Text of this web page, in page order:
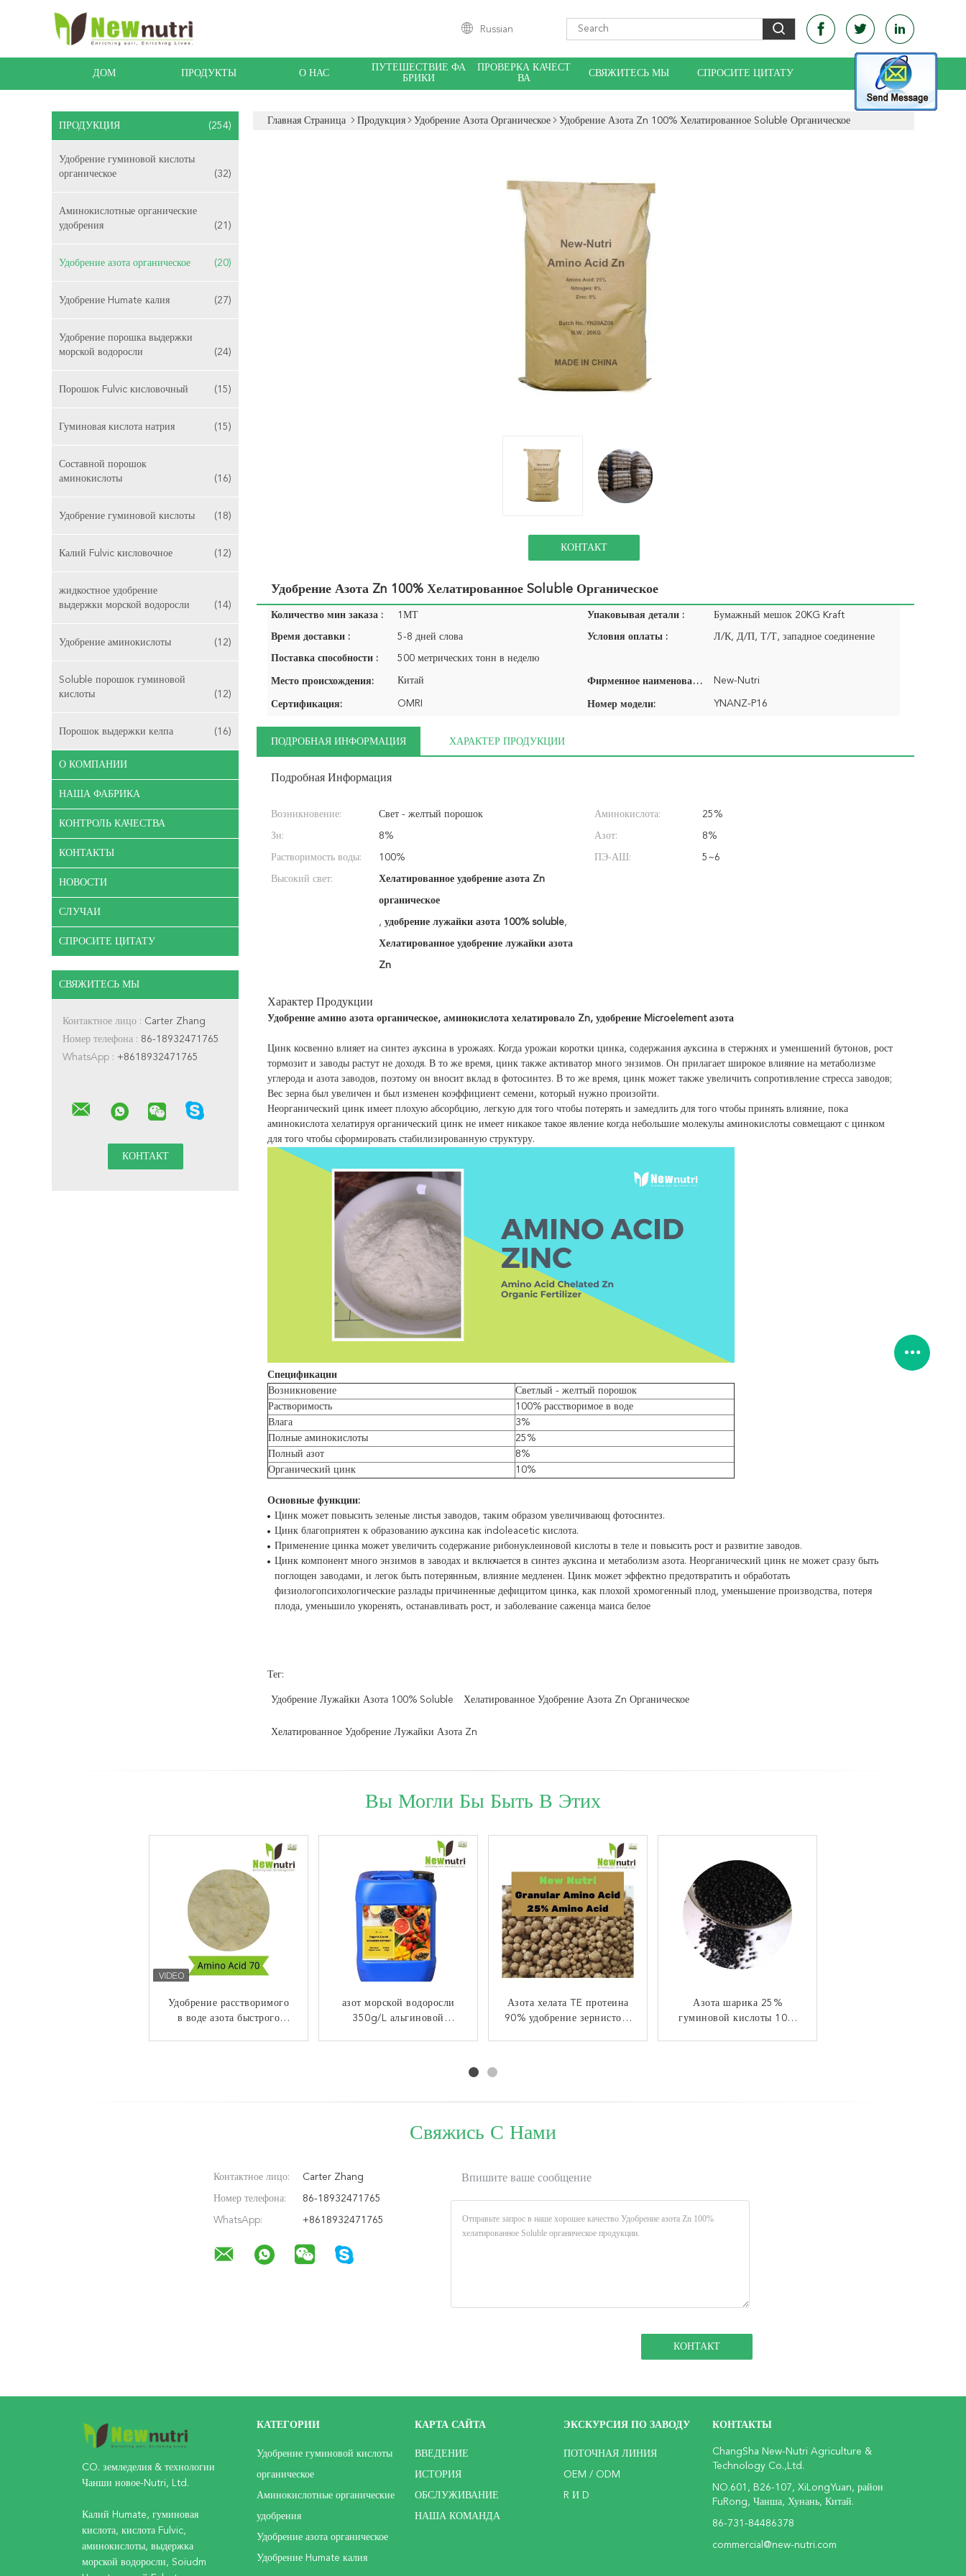
Russian
ДОМ ПРОДУКТЫ О НАС
ПУТЕШЕСТВИЕ ФА
БРИКИ
ПРОВЕРКА КАЧЕСТ
ВА
СВЯЖИТЕСЬ МЫ СПРОСИТЕ ЦИТАТУ
ПРОДУКЦИЯ (254)
Удобрение гуминовой кислоты
органическое
(32)
Аминокислотные органические
удобрения
(21)
Удобрение азота органическое (20)
Удобрение Humate калия (27)
Удобрение порошка выдержки
морской водоросли
(24)
Порошок Fulvic кисловочный (15)
Гуминовая кислота натрия (15)
Составной порошок
аминокислоты
(16)
Удобрение гуминовой кислоты (18)
Калий Fulvic кисловочное (12)
жидкостное удобрение
выдержки морской водоросли
(14)
Удобрение аминокислоты (12)
Soluble порошок гуминовой
кислоты
(12)
Порошок выдержки келпа (16)
О КОМПАНИИ
НАША ФАБРИКА
КОНТРОЛЬ КАЧЕСТВА
КОНТАКТЫ
НОВОСТИ
СЛУЧАИ
СПРОСИТЕ ЦИТАТУ
СВЯЖИТЕСЬ МЫ
Контактное лицо : Carter Zhang
Номер телефона : 86-18932471765
WhatsApp : +8618932471765
Главная Страница Продукция Удобрение Азота Органическое Удобрение Азота Zn 100% Хелатированное Soluble Органическое
КОНТАКТ
Удобрение Азота Zn 100% Хелатированное Soluble Органическое
Количество мин заказа : 1МТ Упаковывая детали : Бумажный мешок 20KG Kraft
Время доставки : 5-8 дней слова Условия оплаты : Л/К, Д/П, Т/Т, западное соединение
Поставка способности : 500 метрических тонн в неделю
Место происхождения: Китай Фирменное наименование: New-Nutri
Сертификация: OMRI Номер модели: YNANZ-P16
ПОДРОБНАЯ ИНФОРМАЦИЯ ХАРАКТЕР ПРОДУКЦИИ
Подробная Информация
Возникновение: Свет - желтый порошок Аминокислота: 25%
Зн: 8% Азот: 8%
Растворимость воды: 100% ПЭ-АШ: 5~6
Высокий свет: Хелатированное удобрение азота Zn
органическое
, удобрение лужайки азота 100% soluble,
Хелатированное удобрение лужайки азота
Zn
Характер Продукции
Удобрение амино азота органическое, аминокислота хелатировало Zn, удобрение Microelement азота
Цинк косвенно влияет на синтез ауксина в урожаях. Когда урожаи коротки цинка, содержания ауксина в стержнях и уменшений бутонов, рост
тормозит и заводы растут не доходя. В то же время, цинк также активатор много энзимов. Он прилагает широкое влияние на метаболизме
углерода и азота заводов, поэтому он вносит вклад в фотосинтез. В то же время, цинк может также увеличить сопротивление стресса заводов;
Вес зерна был увеличен и был изменен коэффициент семени, который нужно произойти.
Неорганический цинк имеет плохую абсорбцию, легкую для того чтобы потерять и замедлить для того чтобы принять влияние, пока
аминокислота хелатируя органический цинк не имеет никакое такое явление когда небольшие молекулы аминокислоты совмещают с цинком
для того чтобы сформировать стабилизированную структуру.
Спецификации
Возникновение
Светлый - желтый порошок
Растворимость
100% расстворимое в воде
Влага
3%
Полные аминокислоты
25%
Полный азот
8%
Органический цинк
10%
Основные функции:
Цинк может повысить зеленые листья заводов, таким образом увеличивающ фотосинтез.
Цинк благоприятен к образованию ауксина как indoleacetic кислота.
Применение цинка может увеличить содержание рибонуклеиновой кислоты в теле и повысить рост и развитие заводов.
Цинк компонент много энзимов в заводах и включается в синтез ауксина и метаболизм азота. Неорганический цинк не может сразу быть
поглощен заводами, и легок быть потерянным, влияние медленен. Цинк может эффектно предотвратить и обработать
физиологопсихологические разлады причиненные дефицитом цинка, как плохой хромогенный плод, уменьшение производства, потеря
плода, уменьшило укоренять, останавливать рост, и заболевание саженца маиса белое
Тег:
Удобрение Лужайки Азота 100% Soluble Хелатированное Удобрение Азота Zn Органическое
Хелатированное Удобрение Лужайки Азота Zn
Вы Могли Бы Быть В Этих
Удобрение расстворимого
в воде азота быстрого
азот морской водоросли
350g/L альгиновой
Азота хелата TE протеина
90% удобрение зернистого
Азота шарика 25%
гуминовой кислоты 10%
NPK 30 удобрение лужайки
азота Soluble 5 10 100%
Удобрение зернистого
азота 16% органическое
Удобрение азота магния
Soluble 6% OMRI 100%
Удобрение азота бора
аминокислоты 8% 25%
Свяжись С Нами
Контактное лицо: Carter Zhang
Номер телефона: 86-18932471765
WhatsApp: +8618932471765
Впишите ваше сообщение
CO. земледелия & технологии
Чанши новое-Nutri, Ltd.
Калий Humate, гуминовая
кислота, кислота Fulvic,
аминокислоты, выдержка
морской водоросли, Soiudm
КАТЕГОРИИ
Удобрение гуминовой кислоты
органическое
Аминокислотные органические
удобрения
Удобрение азота органическое
Удобрение Humate калия
КАРТА САЙТА
ВВЕДЕНИЕ
ИСТОРИЯ
ОБСЛУЖИВАНИЕ
НАША КОМАНДА
ЭКСКУРСИЯ ПО ЗАВОДУ
ПОТОЧНАЯ ЛИНИЯ
OEM / ODM
R И D
КОНТАКТЫ
ChangSha New-Nutri Agriculture &
Technology Co.,Ltd.
NO.601, B26-107, XiLongYuan, район
FuRong, Чанша, Хунань, Китай.
86-731-84486378
commercial@new-nutri.com